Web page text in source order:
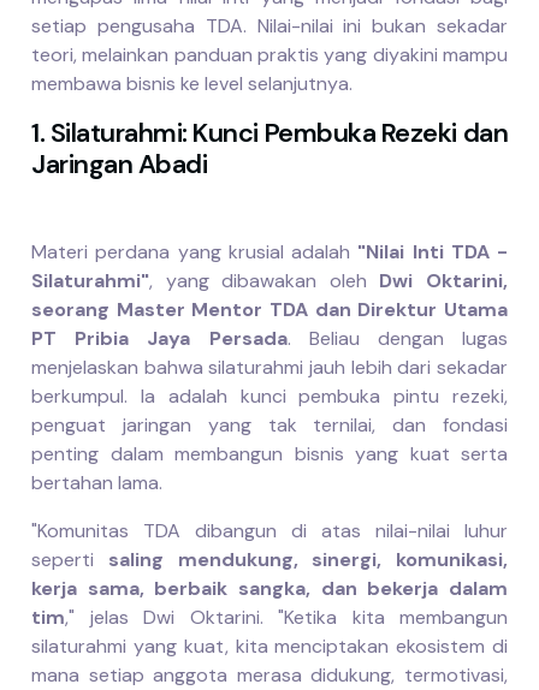
setiap pengusaha TDA. Nilai-nilai ini bukan sekadar
teori, melainkan panduan praktis yang diyakini mampu
membawa bisnis ke level selanjutnya.
1. Silaturahmi: Kunci Pembuka Rezeki dan
Jaringan Abadi
Materi perdana yang krusial adalah "Nilai Inti TDA -
Silaturahmi", yang dibawakan oleh Dwi Oktarini,
seorang Master Mentor TDA dan Direktur Utama
PT Pribia Jaya Persada. Beliau dengan lugas
menjelaskan bahwa silaturahmi jauh lebih dari sekadar
berkumpul. Ia adalah kunci pembuka pintu rezeki,
penguat jaringan yang tak ternilai, dan fondasi
penting dalam membangun bisnis yang kuat serta
bertahan lama.
"Komunitas TDA dibangun di atas nilai-nilai luhur
seperti saling mendukung, sinergi, komunikasi,
kerja sama, berbaik sangka, dan bekerja dalam
tim," jelas Dwi Oktarini. "Ketika kita membangun
silaturahmi yang kuat, kita menciptakan ekosistem di
mana setiap anggota merasa didukung, termotivasi,